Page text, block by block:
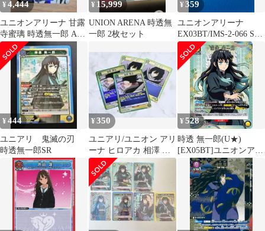
¥4,444
ユニオンアリーナ 甘露
寺蜜璃 時透無一郎 AP
02 鬼滅の刃
¥ 15,999
UNION ARENA 時透無
一郎 2枚セット
¥359
ユニオンアリーナ
EX03BT/IMS-2-066 SR
黛 冬優子 2点セット
¥444
ユニアリ 鬼滅の刃
時透無一郎SR
¥350
ユニアリ/ユニオン アリ
ーナ ヒロアカ 相澤 消
太 4枚
¥528
時透 無一郎(U★)
[EX05BT]ユニオンアリ
ーナ